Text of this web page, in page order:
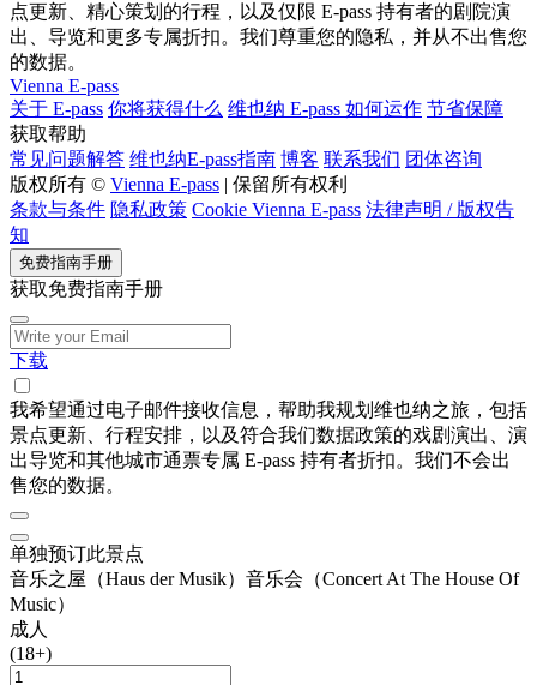
点更新、精心策划的行程，以及仅限 E-pass 持有者的剧院演
出、导览和更多专属折扣。我们尊重您的隐私，并从不出售您
的数据。
Vienna E-pass
关于 E-pass 你将获得什么 维也纳 E-pass 如何运作 节省保障
获取帮助
常见问题解答 维也纳E-pass指南 博客 联系我们 团体咨询
版权所有 © Vienna E-pass | 保留所有权利
条款与条件 隐私政策 Cookie Vienna E-pass 法律声明 / 版权告
知
免费指南手册
获取免费指南手册
下载
我希望通过电子邮件接收信息，帮助我规划维也纳之旅，包括
景点更新、行程安排，以及符合我们数据政策的戏剧演出、演
出导览和其他城市通票专属 E-pass 持有者折扣。我们不会出
售您的数据。
单独预订此景点
音乐之屋（Haus der Musik）音乐会（Concert At The House Of
Music）
成人
(18+)